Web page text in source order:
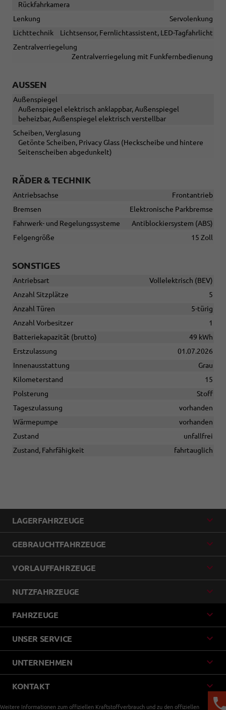
Rückfahrkamera
Lenkung
Servolenkung
Lichttechnik
Lichtsensor, Fernlichtassistent, LED-Tagfahrlicht
Zentralverriegelung
Zentralverriegelung mit Funkfernbedienung
AUSSEN
Außenspiegel
Außenspiegel elektrisch anklappbar, Außenspiegel
beheizbar, Außenspiegel elektrisch verstellbar
Scheiben, Verglasung
Getönte Scheiben, Privacy Glass (Heckscheibe und hintere
Seitenscheiben abgedunkelt)
RÄDER & TECHNIK
Antriebsachse
Frontantrieb
Bremsen
Elektronische Parkbremse
Fahrwerk- und Regelungssysteme
Antiblockiersystem (ABS)
Felgengröße
15 Zoll
SONSTIGES
Antriebsart
Vollelektrisch (BEV)
Anzahl Sitzplätze
5
Anzahl Türen
5-türig
Anzahl Vorbesitzer
1
Batteriekapazität (brutto)
49 kWh
Erstzulassung
01.07.2026
Innenausstattung
Grau
Kilometerstand
15
Polsterung
Stoff
Tageszulassung
vorhanden
Wärmepumpe
vorhanden
Zustand
unfallfrei
Zustand, Fahrfähigkeit
fahrtauglich
LAGERFAHRZEUGE
GEBRAUCHTFAHRZEUGE
VORLAUFFAHRZEUGE
NUTZFAHRZEUGE
FAHRZEUGE
UNSER SERVICE
UNTERNEHMEN
KONTAKT
Weitere Informationen zum offiziellen Kraftstoffverbrauch und zu den offiziellen